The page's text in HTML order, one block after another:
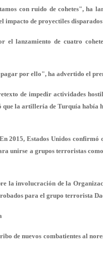
con ruido de cohetes", ha
impacto de proyectiles
el lanzamiento de cuatro
por ello", ha advertido el
de impedir actividades
la artillería de Turquía había
2015, Estados Unidos
unirse a grupos terroristas
la involucración de la
para el grupo terrorista
de nuevos combatientes al